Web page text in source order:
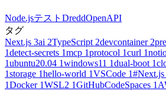
Node.jsテスト DreddOpenAPI
タグ
Next.js 3ai 2TypeScript 2devcontainer 2
1detect-secrets 1mcp 1protocol 1curl 1
1ubuntu20.04 1windows11 1dual-boot 1
1storage 1hello-world 1VSCode 1#Next.js
1Docker 1WSL2 1GitHubCodeSpaces 1